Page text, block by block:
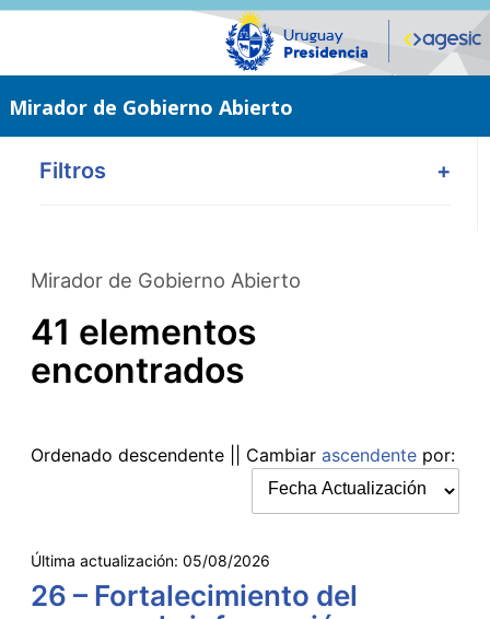
Saltar
Mirador de Gobierno Abierto
Filtros +
Mirador de Gobierno Abierto
41 elementos
encontrados
Ordenado descendente || Cambiar ascendente por:
Última actualización: 05/08/2026
26 – Fortalecimiento del